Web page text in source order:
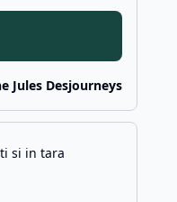
Jules Desjourneys
si in tara